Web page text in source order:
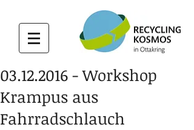
03.12.2016 - Workshop
Krampus aus
Fahrradschlauch